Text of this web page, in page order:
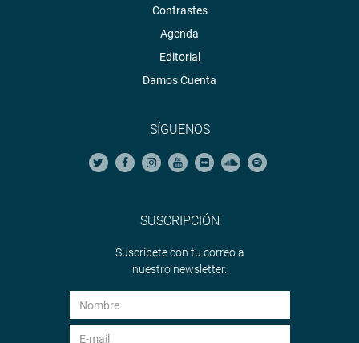
Contrastes
Agenda
Editorial
Damos Cuenta
SÍGUENOS
SUSCRIPCIÓN
Suscríbete con tu correo a
nuestro newsletter.